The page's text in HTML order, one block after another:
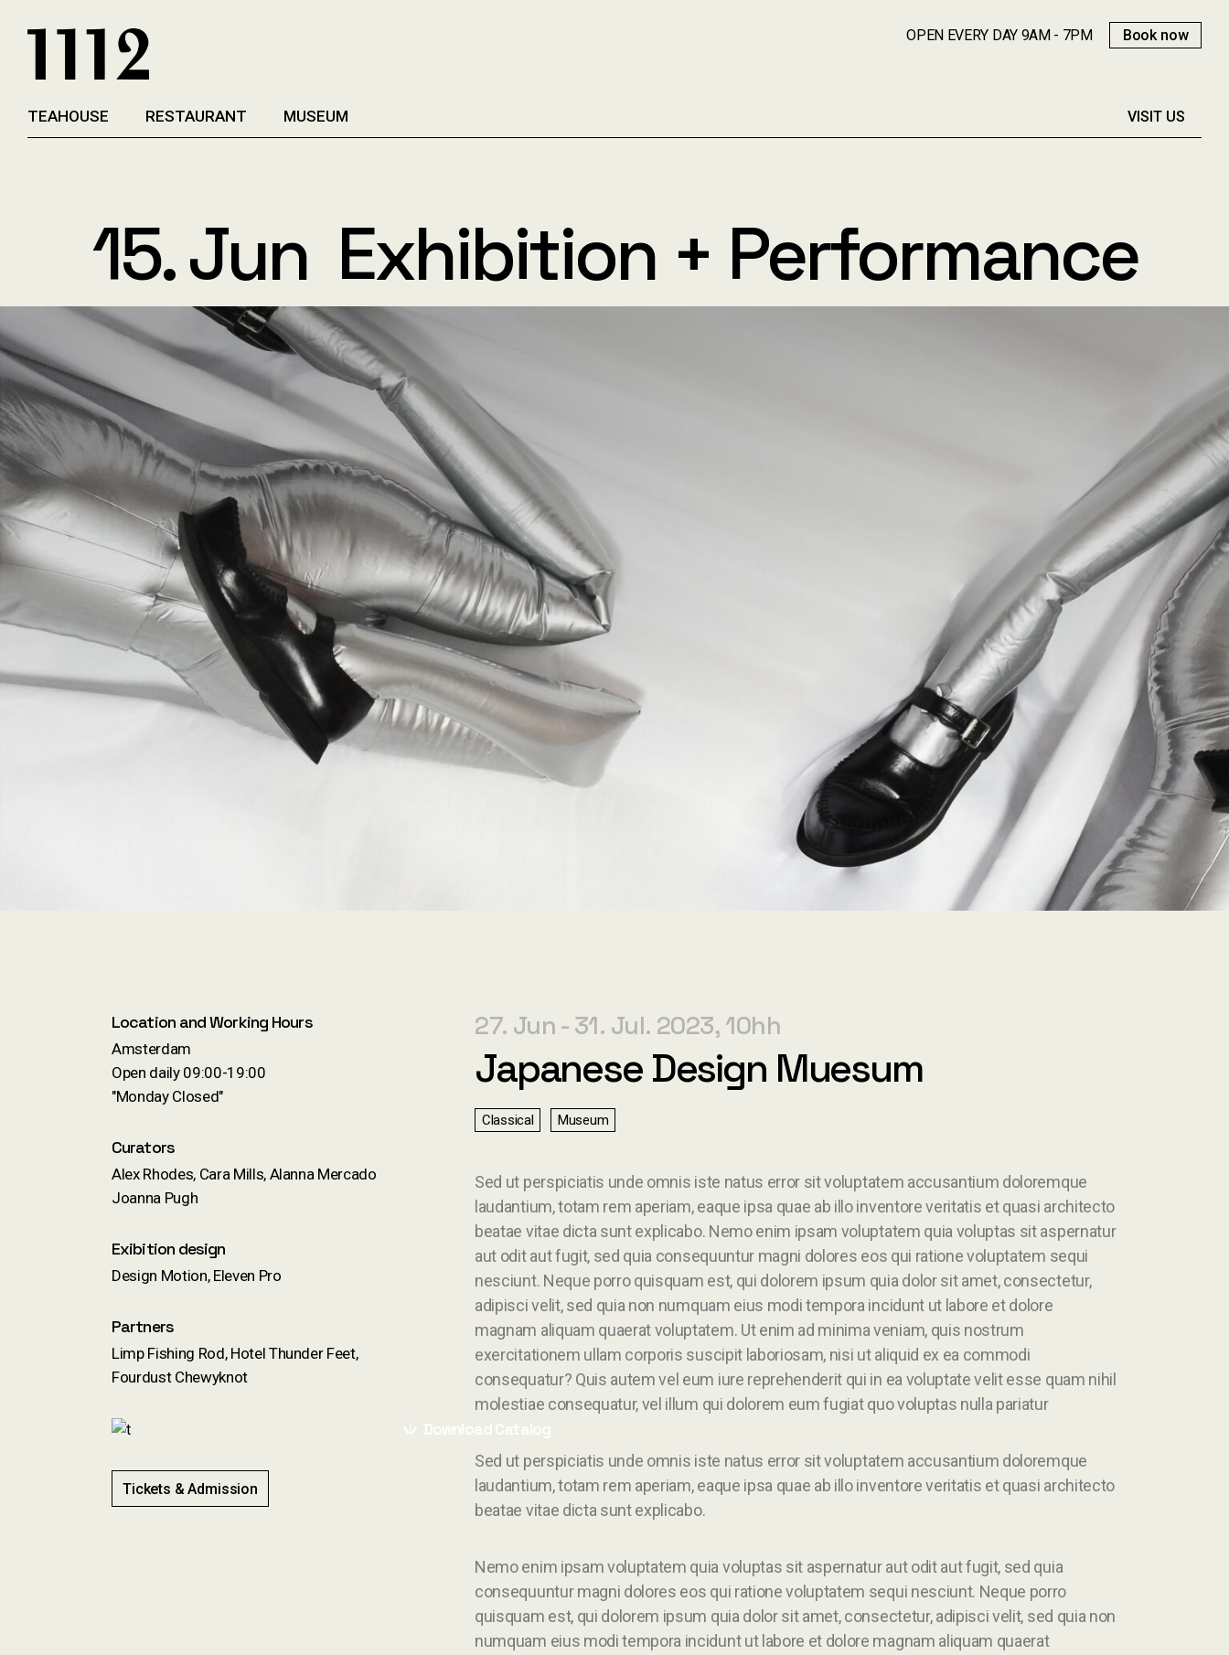
OPEN EVERY DAY 9AM - 7PM Book now
TEAHOUSE RESTAURANT MUSEUM VISIT US
15. Jun Exhibition + Performance
Location and Working Hours
Amsterdam
Open daily 09:00-19:00
"Monday Closed"
Curators
Alex Rhodes, Cara Mills, Alanna Mercado
Joanna Pugh
Exibition design
Design Motion, Eleven Pro
Partners
Limp Fishing Rod, Hotel Thunder Feet,
Fourdust Chewyknot
Download Catalog
Tickets & Admission
27. Jun 31. Jul. 2023 10h
Japanese Design Muesum
Classical Museum
Sed ut perspiciatis unde omnis iste natus error sit voluptatem accusantium doloremque
laudantium, totam rem aperiam, eaque ipsa quae ab illo inventore veritatis et quasi architecto
beatae vitae dicta sunt explicabo. Nemo enim ipsam voluptatem quia voluptas sit aspernatur
aut odit aut fugit, sed quia consequuntur magni dolores eos qui ratione voluptatem sequi
nesciunt. Neque porro quisquam est, qui dolorem ipsum quia dolor sit amet, consectetur,
adipisci velit, sed quia non numquam eius modi tempora incidunt ut labore et dolore
magnam aliquam quaerat voluptatem. Ut enim ad minima veniam, quis nostrum
exercitationem ullam corporis suscipit laboriosam, nisi ut aliquid ex ea commodi
consequatur? Quis autem vel eum iure reprehenderit qui in ea voluptate velit esse quam nihil
molestiae consequatur, vel illum qui dolorem eum fugiat quo voluptas nulla pariatur
Sed ut perspiciatis unde omnis iste natus error sit voluptatem accusantium doloremque
laudantium, totam rem aperiam, eaque ipsa quae ab illo inventore veritatis et quasi architecto
beatae vitae dicta sunt explicabo.
Nemo enim ipsam voluptatem quia voluptas sit aspernatur aut odit aut fugit, sed quia
consequuntur magni dolores eos qui ratione voluptatem sequi nesciunt. Neque porro
quisquam est, qui dolorem ipsum quia dolor sit amet, consectetur, adipisci velit, sed quia non
numquam eius modi tempora incidunt ut labore et dolore magnam aliquam quaerat